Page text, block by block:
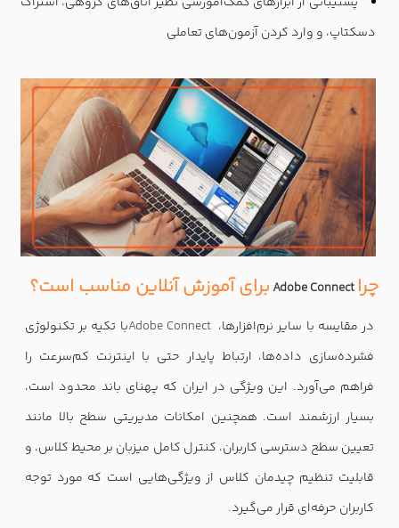
دسکتاپ، و وارد کردن آزمون‌های تعاملی
چرا Adobe Connect برای آموزش آنلاین مناسب است؟
در مقایسه با سایر نرم‌افزارها، Adobe Connectبا تکیه بر تکنولوژی
فشرده‌سازی داده‌ها، ارتباط پایدار حتی با اینترنت کم‌سرعت را
فراهم می‌آورد. این ویژگی در ایران که پهنای باند محدود است،
بسیار ارزشمند است. همچنین امکانات مدیریتی سطح بالا مانند
تعیین سطح دسترسی کاربران، کنترل کامل میزبان بر محیط کلاس، و
قابلیت تنظیم چیدمان کلاس از ویژگی‌هایی است که مورد توجه
کاربران حرفه‌ای قرار می‌گیرد.